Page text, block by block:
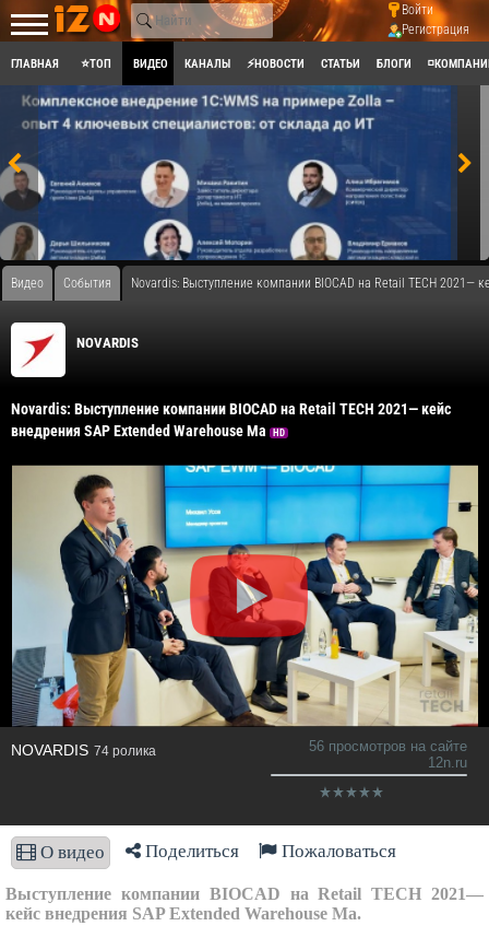
Войти
Регистрация
ГЛАВНАЯ ⭐ТОП ВИДЕО КАНАЛЫ ⚡НОВОСТИ СТАТЬИ БЛОГИ
Видео События Novardis: Выступление компании BIOCAD на Retail TECH 2021—
NOVARDIS
Novardis: Выступление компании BIOCAD на Retail TECH 2021— кейс
внедрения SAP Extended Warehouse Ma
HD
NOVARDIS 74 ролика
56 просмотров на сайте
12n.ru
О видео Поделиться Пожаловаться
Выступление компании BIOCAD на Retail TECH 2021—
кейс внедрения SAP Extended Warehouse Ma.